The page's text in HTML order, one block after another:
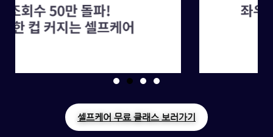
셀프케어 무료 클래스 보러가기